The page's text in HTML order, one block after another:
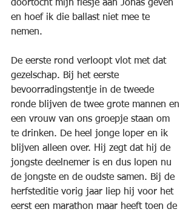
doortocht mijn flesje aan Jonas geven
en hoef ik die ballast niet mee te
nemen.
De eerste rond verloopt vlot met dat
gezelschap. Bij het eerste
bevoorradingstentje in de tweede
ronde blijven de twee grote mannen en
een vrouw van ons groepje staan om
te drinken. De heel jonge loper en ik
blijven alleen over. Hij zegt dat hij de
jongste deelnemer is en dus lopen nu
de jongste en de oudste samen. Bij de
herfsteditie vorig jaar liep hij voor het
eerst een marathon maar heeft toen de